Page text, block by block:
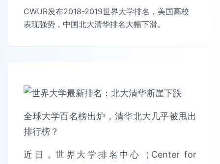
CWUR发布2018-2019世界大学排名，美国高校
表现强势，中国北大清华排名大幅下滑。
全球大学百名榜出炉，清华北大几乎被甩出
排行榜？
近日，世界大学排名中心（Center for